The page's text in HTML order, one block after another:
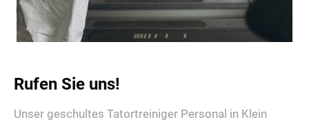
Rufen Sie uns!
Unser geschultes Tatortreiniger Personal in Klein